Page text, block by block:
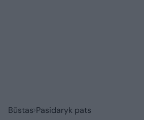
Būstas Pasidaryk pats